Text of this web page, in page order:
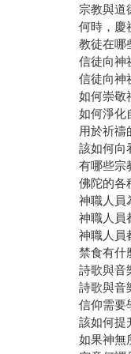
宗教與道
何時，慶
教徒在哪
信徒向神
信徒向神
如何崇敬
如何淨化
用於祈禱
該如何向
有哪些宗
佛陀的各
神職人員
神職人員
神職人員
禁食有什
詩歌與音
詩歌與音
信仰需要
該如何提
如果神無